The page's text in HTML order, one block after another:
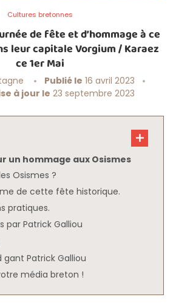
Cultures bretonnes
de fête et d’hommage à ce
leur capitale Vorgium / Karaez
ce 1er Mai
Publié le 16 avril 2023
à jour le 23 septembre 2023
un hommage aux Osismes
Osismes ?
de cette fête historique.
pratiques.
par Patrick Galliou
gant Patrick Galliou
média breton !